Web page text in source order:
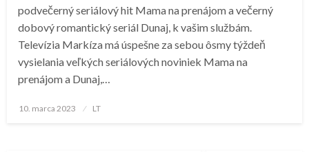
podvečerný seriálový hit Mama na prenájom a večerný
dobový romantický seriál Dunaj, k vašim službám.
Televízia Markíza má úspešne za sebou ôsmy týždeň
vysielania veľkých seriálových noviniek Mama na
prenájom a Dunaj,…
Posted
10. marca 2023 LT